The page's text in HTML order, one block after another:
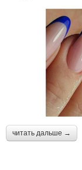
читать дальше →